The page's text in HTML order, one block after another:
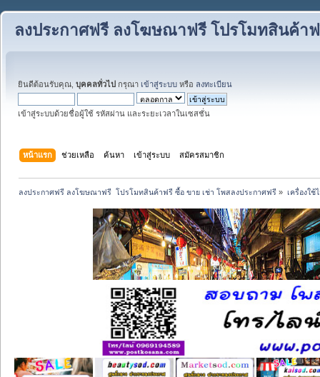
ลงประกาศฟรี ลงโฆษณาฟรี โปรโมทสินค้า
ยินดีต้อนรับคุณ, บุคคลทั่วไป กรุณา เข้าสู่ระบบ หรือ ลงทะเบียน
เข้าสู่ระบบด้วยชื่อผู้ใช้ รหัสผ่าน และระยะเวลาในเซสชั่น
หน้าแรก ช่วยเหลือ ค้นหา เข้าสู่ระบบ สมัครสมาชิก
ลงประกาศฟรี ลงโฆษณาฟรี  โปรโมทสินค้าฟรี ซื้อ ขาย เช่า โพสลงประกาศฟรี » เครื่องใ